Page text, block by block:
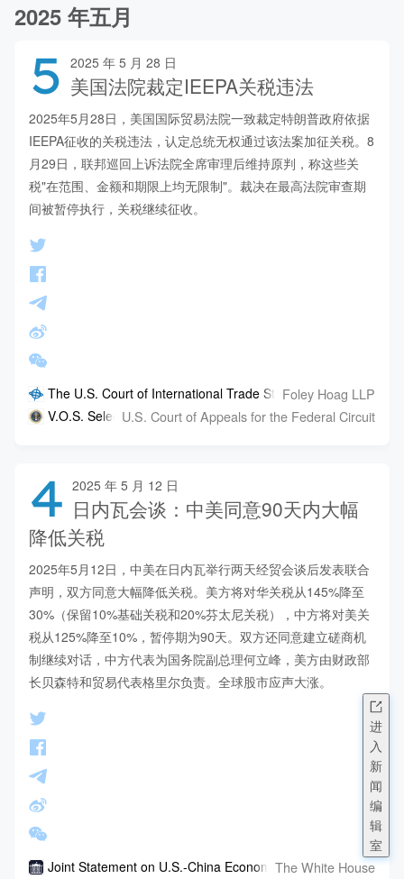
进
入
新
闻
编
辑
室
2025 年五月
5 2025 年 5 月 28 日
美国法院裁定IEEPA关税违法
2025年5月28日，美国国际贸易法院一致裁定特朗普政府依据
IEEPA征收的关税违法，认定总统无权通过该法案加征关税。8
月29日，联邦巡回上诉法院全席审理后维持原判，称这些关
税"在范围、金额和期限上均无限制"。裁决在最高法院审查期
间被暂停执行，关税继续征收。
The U.S. Court of International Trade Struck Down President
Foley Hoag LLP
V.O.S. Selections, Inc. v. Trump (Federal Circuit en banc
U.S. Court of Appeals for the Federal Circuit
4 2025 年 5 月 12 日
日内瓦会谈：中美同意90天内大幅
降低关税
2025年5月12日，中美在日内瓦举行两天经贸会谈后发表联合
声明，双方同意大幅降低关税。美方将对华关税从145%降至
30%（保留10%基础关税和20%芬太尼关税），中方将对美关
税从125%降至10%，暂停期为90天。双方还同意建立磋商机
制继续对话，中方代表为国务院副总理何立峰，美方由财政部
长贝森特和贸易代表格里尔负责。全球股市应声大涨。
Joint Statement on U.S.-China Economic and Trade Meeting
The White House